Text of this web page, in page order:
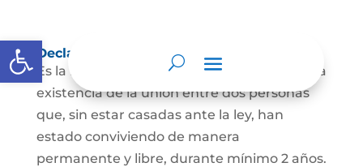
Abrir barra de herramientas
Declaración de Unión Marital de Hecho
Es la manifestación ante juez o notario de la
existencia de la unión entre dos personas
que, sin estar casadas ante la ley, han
estado conviviendo de manera
permanente y libre, durante mínimo 2 años.